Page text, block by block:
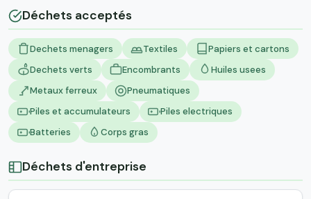
Déchets acceptés
Dechets menagers Textiles
Papiers et cartons
Dechets verts
Encombrants
Huiles usees
Metaux ferreux
Pneumatiques
Piles et accumulateurs
Piles electriques
Batteries
Corps gras
Déchets d'entreprise